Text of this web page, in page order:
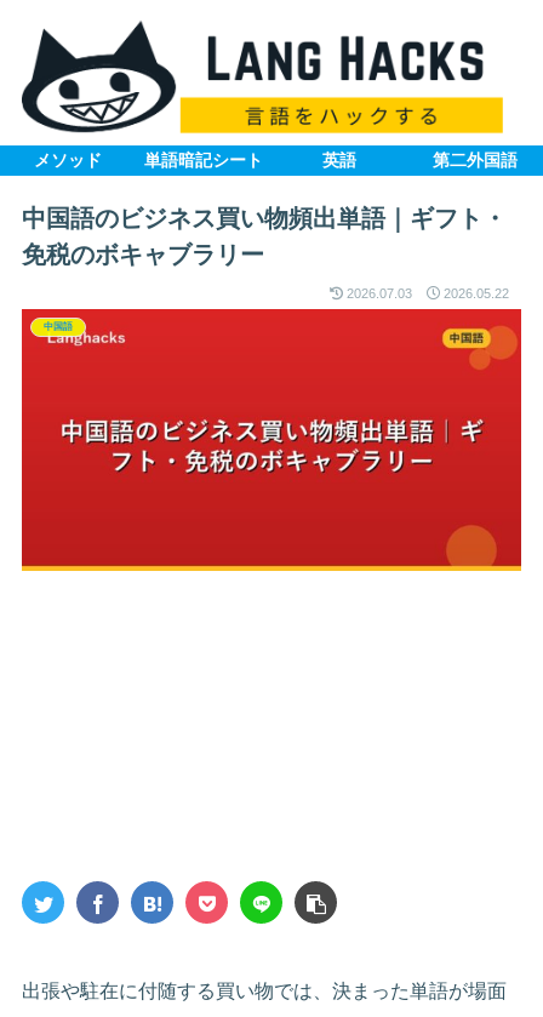
メソッド 単語暗記シート 英語 第二外国語
中国語のビジネス買い物頻出単語｜ギフト・
免税のボキャブラリー
2026.07.03 2026.05.22
中国語
出張や駐在に付随する買い物では、決まった単語が場面